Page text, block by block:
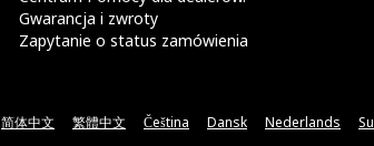
Gwarancja i zwroty
Zapytanie o status zamówienia
简体中文 繁體中文 Čeština Dansk Nederlands